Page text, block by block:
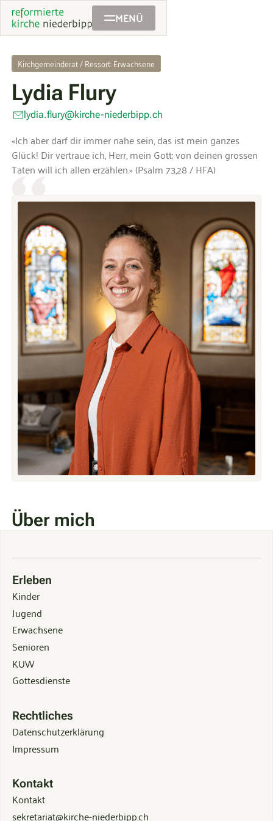
MENÜ
Kirchgemeinderat / Ressort: Erwachsene
Lydia Flury
lydia.flury@kirche-niederbipp.ch
«Ich aber darf dir immer nahe sein, das ist mein ganzes
Glück! Dir vertraue ich, Herr, mein Gott; von deinen grossen
Taten will ich allen erzählen.» (Psalm 73,28 / HFA)
Über mich
Erleben
Kinder
Jugend
Erwachsene
Senioren
KUW
Gottesdienste
Rechtliches
Datenschutzerklärung
Impressum
Kontakt
Kontakt
sekretariat@kirche-niederbipp.ch